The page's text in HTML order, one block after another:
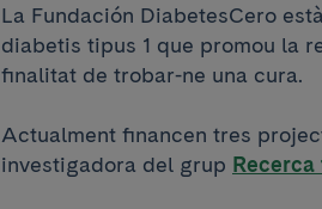
La Fundación DiabetesCero
diabetis tipus 1 que promou la
finalitat de trobar-ne una cura.
Actualment financen tres
investigadora del grup